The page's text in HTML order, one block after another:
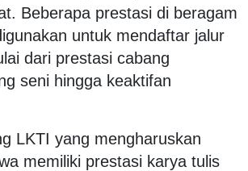
Beberapa prestasi di beragam
untuk mendaftar jalur
dari prestasi cabang
seni hingga keaktifan
LKTI yang mengharuskan
memiliki prestasi karya tulis